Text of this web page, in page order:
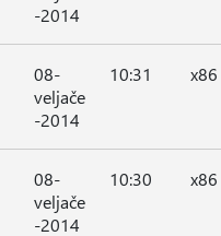
-2014
08-
veljače
-2014
10:31 x86
08-
veljače
-2014
10:30 x86